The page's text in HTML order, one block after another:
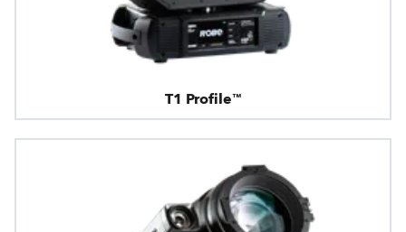
T1 Profile™